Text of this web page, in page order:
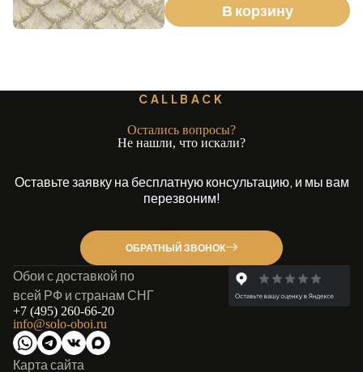
В корзину
CALLBACK
Остались вопросы?
Не нашли, что искали?
Оставьте заявку на бесплатную консультацию, и мы вам
перезвоним!
ОБРАТНЫЙ ЗВОНОК
Обои с доставкой по
всей РФ и странам СНГ
+7 (495) 260-66-20
info@solo-oboi.ru
Карта сайта